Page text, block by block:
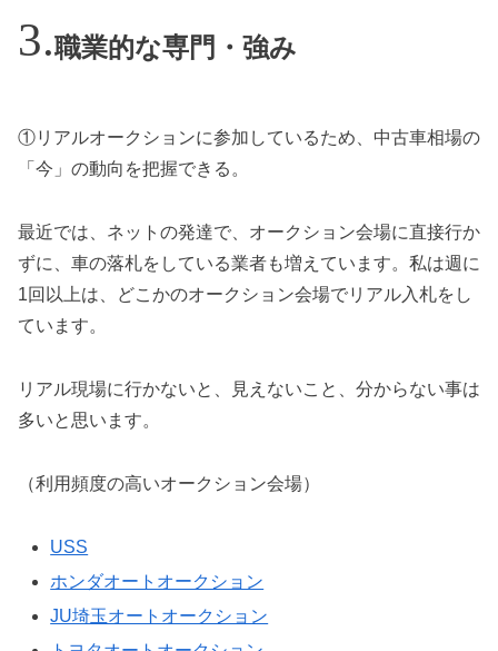
職業的な専門・強み
①リアルオークションに参加しているため、中古車相場の
「今」の動向を把握できる。
最近では、ネットの発達で、オークション会場に直接行か
ずに、車の落札をしている業者も増えています。私は週に
1回以上は、どこかのオークション会場でリアル入札をし
ています。
リアル現場に行かないと、見えないこと、分からない事は
多いと思います。
（利用頻度の高いオークション会場）
USS
ホンダオートオークション
JU埼玉オートオークション